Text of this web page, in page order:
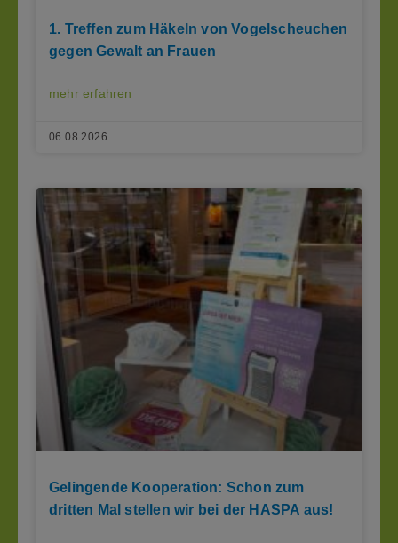
1. Treffen zum Häkeln von Vogelscheuchen
gegen Gewalt an Frauen
mehr erfahren
06.08.2026
Gelingende Kooperation: Schon zum
dritten Mal stellen wir bei der HASPA aus!